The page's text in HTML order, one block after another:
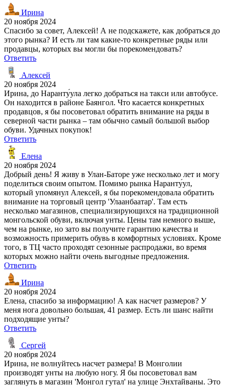
Ирина
20 ноября 2024
Спасибо за совет, Алексей! А не подскажете, как добраться до
этого рынка? И есть ли там какие-то конкретные ряды или
продавцы, которых вы могли бы порекомендовать?
Ответить
Алексей
20 ноября 2024
Ирина, до Наранту́ула легко добраться на такси или автобусе.
Он находится в районе Баянгол. Что касается конкретных
продавцов, я бы посоветовал обратить внимание на ряды в
северной части рынка – там обычно самый большой выбор
обуви. Удачных покупок!
Ответить
Елена
20 ноября 2024
Добрый день! Я живу в Улан-Баторе уже несколько лет и могу
поделиться своим опытом. Помимо рынка Наранту́ул,
который упомянул Алексей, я бы порекомендовала обратить
внимание на торговый центр 'Улаанбаатар'. Там есть
несколько магазинов, специализирующихся на традиционной
монгольской обуви, включая унты. Цены там немного выше,
чем на рынке, но зато вы получите гарантию качества и
возможность примерить обувь в комфортных условиях. Кроме
того, в ТЦ часто проходят сезонные распродажи, во время
которых можно найти очень выгодные предложения.
Ответить
Ирина
20 ноября 2024
Елена, спасибо за информацию! А как насчет размеров? У
меня нога довольно большая, 41 размер. Есть ли шанс найти
подходящие унты?
Ответить
Сергей
20 ноября 2024
Ирина, не волнуйтесь насчет размера! В Монголии
производят унты на любую ногу. Я бы посоветовал вам
заглянуть в магазин 'Монгол гутал' на улице Энхтайваны. Это